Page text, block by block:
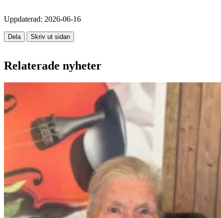
Uppdaterad: 2026-06-16
Dela Skriv ut sidan
Relaterade nyheter